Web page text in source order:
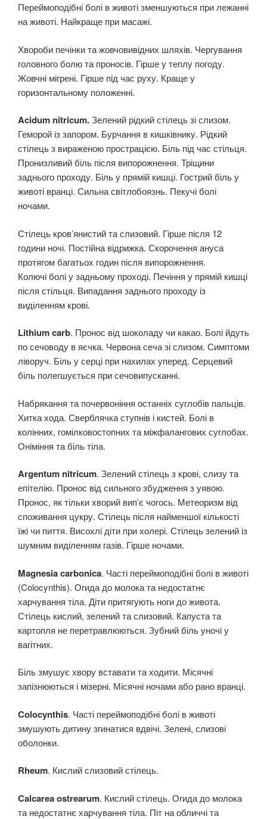
Переймоподібні болі в животі зменшуються при лежанні
на животі. Найкраще при масажі.
Хвороби печінки та жовчовивідних шляхів. Чергування
головного болю та проносів. Гірше у теплу погоду.
Жовчні мігрені. Гірше під час руху. Краще у
горизонтальному положенні.
Acidum nitricum.Зелений рідкий стілець зі слизом.
Геморой із запором. Бурчання в кишківнику. Рідкий
стілець з вираженою прострацією. Біль під час стільця.
Пронизливий біль після випорожнення. Тріщини
заднього проходу. Біль у прямій кишці. Гострий біль у
животі вранці. Сильна світлобоязнь. Пекучі болі
ночами.
Стілець кров’янистий та слизовий. Гірше після 12
години ночі. Постійна відрижка. Скорочення ануса
протягом багатьох годин після випорожнення.
Колючі болі у задньому проході. Печіння у прямій кишці
після стільця. Випадання заднього проходу із
виділенням крові.
Lithium carb. Пронос від шоколаду чи какао. Болі йдуть
по сечоводу в яєчка. Червона сеча зі слизом. Симптоми
ліворуч. Біль у серці при нахилах уперед. Серцевий
біль полегшується при сечовипусканні.
Набрякання та почервоніння останніх суглобів пальців.
Хитка хода. Сверблячка ступнів і кистей. Болі в
колінних, гомілковостопних та міжфалангових суглобах.
Оніміння та біль тіла.
Argentum nitricum. Зелений стілець з крові, слизу та
епітелію. Пронос від сильного збудження з уявою.
Пронос, як тільки хворий вип’є чогось. Метеоризм від
споживання цукру. Стілець після найменшої кількості
їжі чи пиття. Висохлі діти при холері. Стілець зелений із
шумним виділенням газів. Гірше ночами.
Magnesia carbonica. Часті переймоподібні болі в животі
(Colocynthis). Огида до молока та недостатнє
харчування тіла. Діти притягують ноги до живота.
Стілець кислий, зелений та слизовий. Капуста та
картопля не перетравлюються. Зубний біль уночі у
вагітних.
Біль змушує хвору вставати та ходити. Місячні
запізнюються і мізерні. Місячні ночами або рано вранці.
Colocynthis. Часті переймоподібні болі в животі
змушують дитину згинатися вдвічі. Зелені, слизові
оболонки.
Rheum. Кислий слизовий стілець.
Calcarea ostrearum. Кислий стілець. Огида до молока
та недостатнє харчування тіла. Піт на обличчі та